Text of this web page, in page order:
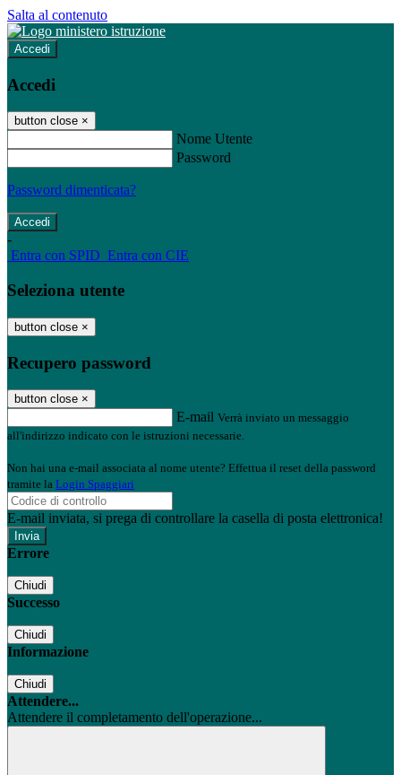
Salta al contenuto
Accedi
Accedi
button close ×
Nome Utente
Password
Password dimenticata?
-
Entra con SPID Entra con CIE
Seleziona utente
button close ×
Recupero password
button close ×
E-mail Verrà inviato un messaggio
all'indirizzo indicato con le istruzioni necessarie.
Non hai una e-mail associata al nome utente? Effettua il reset della password
tramite la Login Spaggiari
E-mail inviata, si prega di controllare la casella di posta elettronica!
Errore
Chiudi
Successo
Chiudi
Informazione
Chiudi
Attendere...
Attendere il completamento dell'operazione...